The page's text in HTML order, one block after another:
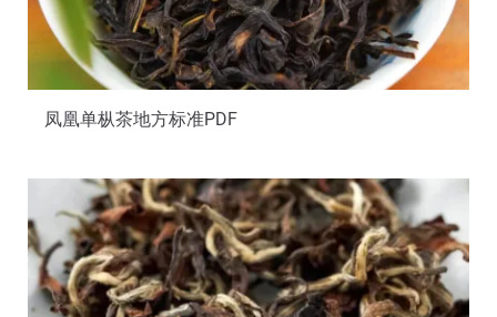
凤凰单枞茶地方标准PDF